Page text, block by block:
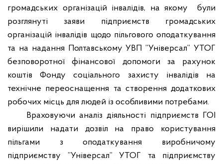
громадських організацій інвалідів, на якому
були
розглянуті заяви підприємств громадських
організацій інвалідів щодо пільгового оподаткування
та на надання Полтавському УВП ”Універсал” УТОГ
безповоротної фінансової допомоги за рахунок
коштів Фонду соціального захисту інвалідів на
технічне переоснащення та створення додаткових
робочих місць для людей із особливими потребами.
Враховуючи аналіз діяльності підприємств ГОІ
вирішили надати дозвіл на право користування
пільгами з оподаткування виробничому
підприємству ”Універсал” УТОГ та підприємству